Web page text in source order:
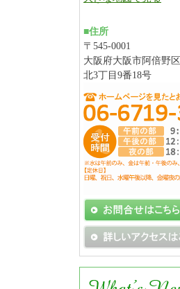
■住所
〒545-0001
大阪府大阪市阿倍野
北3丁目9番18号